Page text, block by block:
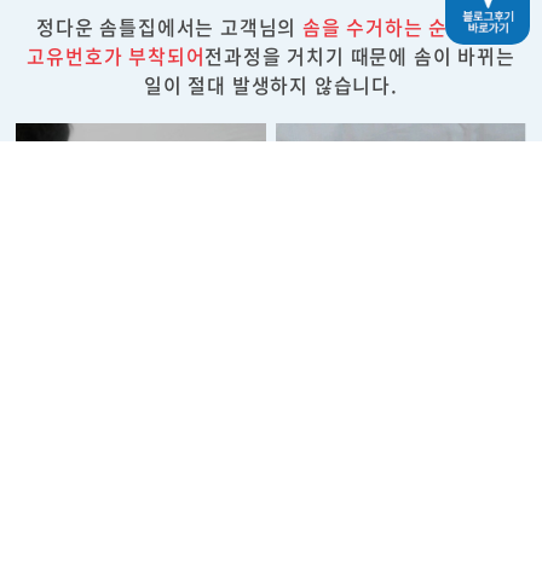
정다운 솜틀집에서는 고객님의솜을 수거하는 순간부터
고유번호가 부착되어전과정을 거치기 때문에 솜이 바뀌는
일이 절대 발생하지 않습니다.